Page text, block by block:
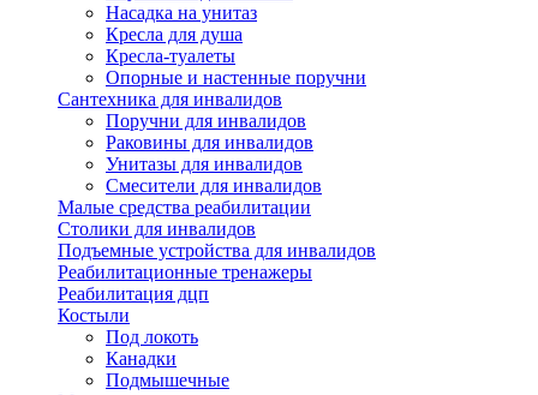
Насадка на унитаз
Кресла для душа
Кресла-туалеты
Опорные и настенные поручни
Сантехника для инвалидов
Поручни для инвалидов
Раковины для инвалидов
Унитазы для инвалидов
Смесители для инвалидов
Малые средства реабилитации
Столики для инвалидов
Подъемные устройства для инвалидов
Реабилитационные тренажеры
Реабилитация дцп
Костыли
Под локоть
Канадки
Подмышечные